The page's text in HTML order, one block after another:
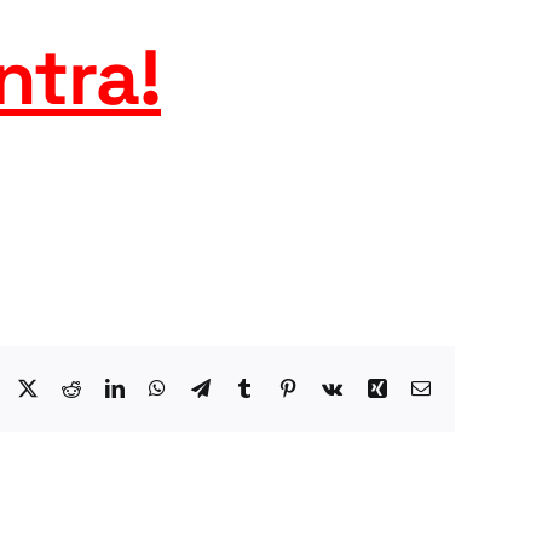
!
Facebook
X RedditLinkedInWhatsApp
TelegramTumblr Pinterest
Vk Xing Email